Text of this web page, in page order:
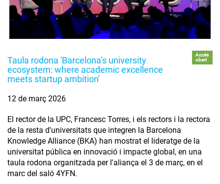
Taula rodona 'Barcelona’s university
ecosystem: where academic excellence
meets startup ambition'
Accés
obert
12 de març 2026
El rector de la UPC, Francesc Torres, i els rectors i la rectora
de la resta d'universitats que integren la Barcelona
Knowledge Alliance (BKA) han mostrat el lideratge de la
universitat pública en innovació i impacte global, en una
taula rodona organitzada per l'aliança el 3 de març, en el
marc del saló 4YFN.